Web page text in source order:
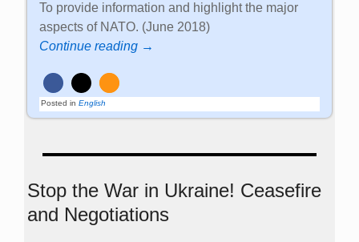
To provide information and highlight the major
aspects of NATO. (June 2018)
Continue reading →
Posted in English
Stop the War in Ukraine! Ceasefire
and Negotiations